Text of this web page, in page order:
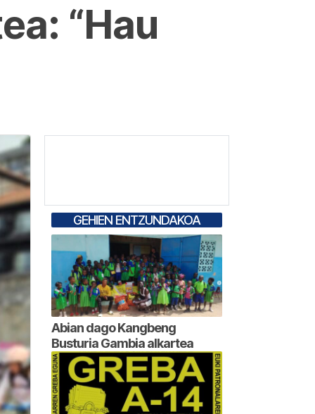
“Hau
GEHIEN ENTZUNDAKOA
Abian dago Kangbeng
Busturia Gambia alkartea